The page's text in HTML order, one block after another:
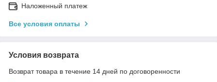
Наложенный платеж
Все условия оплаты
Условия возврата
Возврат товара в течение 14 дней по договоренности